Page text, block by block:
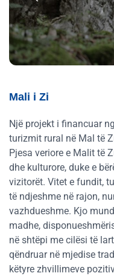
Mali i Zi
Një projekt i financuar
turizmit rural në Mal të
Pjesa veriore e Malit të
dhe kulturore, duke e
vizitorët. Vitet e fundit,
të ndjeshme në rajon,
vazhdueshme. Kjo
madhe,
në shtëpi me cilësi të
qëndruar në mjedise
këtyre zhvillimeve